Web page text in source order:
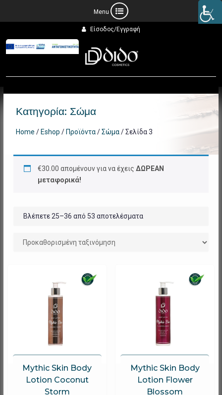
στο
περιεχόμενο
Είσοδος/Εγγραφή
Κατηγορία: Σώμα
Home / Eshop / Προϊόντα/Σώμα/ Σελίδα 3
€30.00 απομένουν για να έχεις ΔΩΡΕΑΝ
μεταφορικά!
Βλέπετε 25–36 από 53 αποτελέσματα
Mythic Skin Body
Lotion Coconut
Storm
Mythic Skin Body
Lotion Flower
Blossom